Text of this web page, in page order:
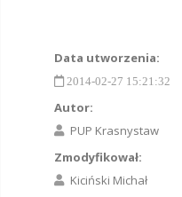
Data utworzenia:
2014-02-27 15:21:32
Autor:
PUP Krasnystaw
Zmodyfikował:
Kiciński Michał